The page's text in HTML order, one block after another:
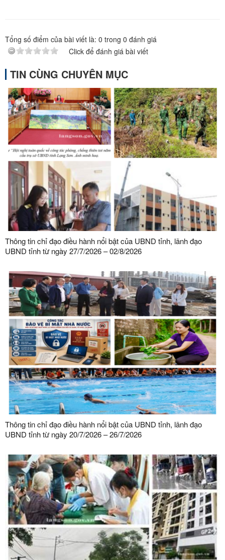
Tổng số điểm của bài viết là: 0 trong 0 đánh giá
Click để đánh giá bài viết
TIN CÙNG CHUYÊN MỤC
Thông tin chỉ đạo điều hành nổi bật của UBND tỉnh, lãnh đạo
UBND tỉnh từ ngày 27/7/2026 – 02/8/2026
Thông tin chỉ đạo điều hành nổi bật của UBND tỉnh, lãnh đạo
UBND tỉnh từ ngày 20/7/2026 – 26/7/2026